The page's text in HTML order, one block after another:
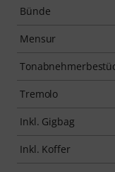
Bünde
Mensur
Tremolo
Inkl. Gigbag
Inkl. Koffer